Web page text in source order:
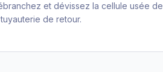
et dévissez la cellule usée de
de retour.